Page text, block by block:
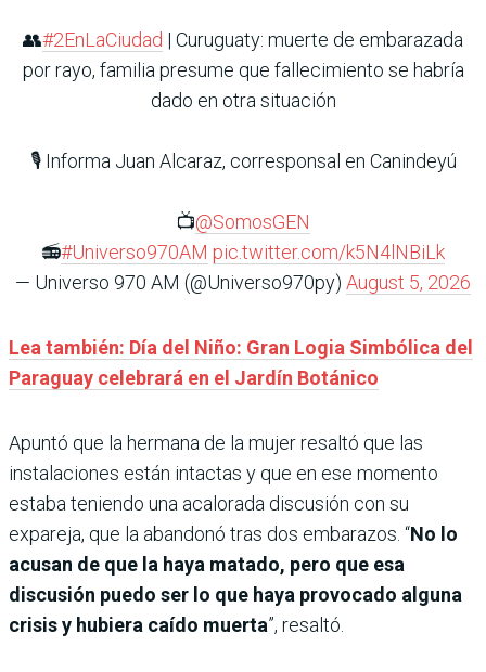
👥#2EnLaCiudad | Curuguaty: muerte de embarazada
por rayo, familia presume que fallecimiento se habría
dado en otra situación
🎙️ Informa Juan Alcaraz, corresponsal en Canindeyú
📺@SomosGEN
📻#Universo970AM pic.twitter.com/k5N4lNBiLk
— Universo 970 AM (@Universo970py) August 5, 2026
Lea también: Día del Niño: Gran Logia Simbólica del
Paraguay celebrará en el Jardín Botánico
Apuntó que la hermana de la mujer resaltó que las
instalaciones están intactas y que en ese momento
estaba teniendo una acalorada discusión con su
expareja, que la abandonó tras dos embarazos. “No lo
acusan de que la haya matado, pero que esa
discusión puedo ser lo que haya provocado alguna
crisis y hubiera caído muerta”, resaltó.